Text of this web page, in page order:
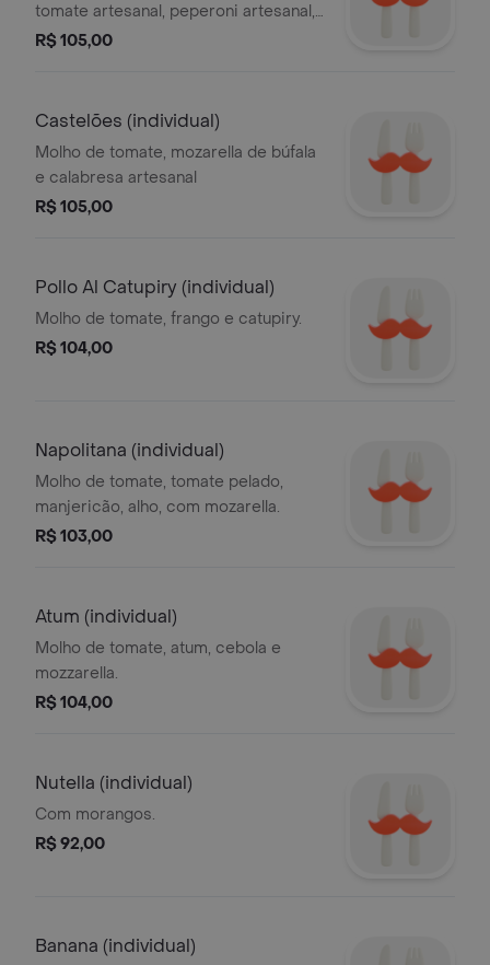
tomate artesanal, peperoni artesanal,
cebola, mozzarella e parmesão.
R$ 105,00
Castelões (individual)
Molho de tomate, mozarella de búfala
e calabresa artesanal
R$ 105,00
Pollo Al Catupiry (individual)
Molho de tomate, frango e catupiry.
R$ 104,00
Napolitana (individual)
Molho de tomate, tomate pelado,
manjericão, alho, com mozarella.
R$ 103,00
Atum (individual)
Molho de tomate, atum, cebola e
mozzarella.
R$ 104,00
Nutella (individual)
Com morangos.
R$ 92,00
Banana (individual)